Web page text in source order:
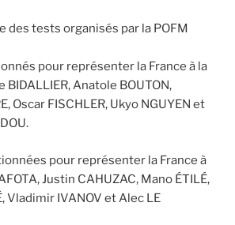
des tests organisés par la POFM
pour représenter la France à la
BIDALLIER, Anatole BOUTON,
Oscar FISCHLER, Ukyo NGUYEN et
pour représenter la France à
Justin CAHUZAC, Mano ÉTILÉ,
Vladimir IVANOV et Alec LE